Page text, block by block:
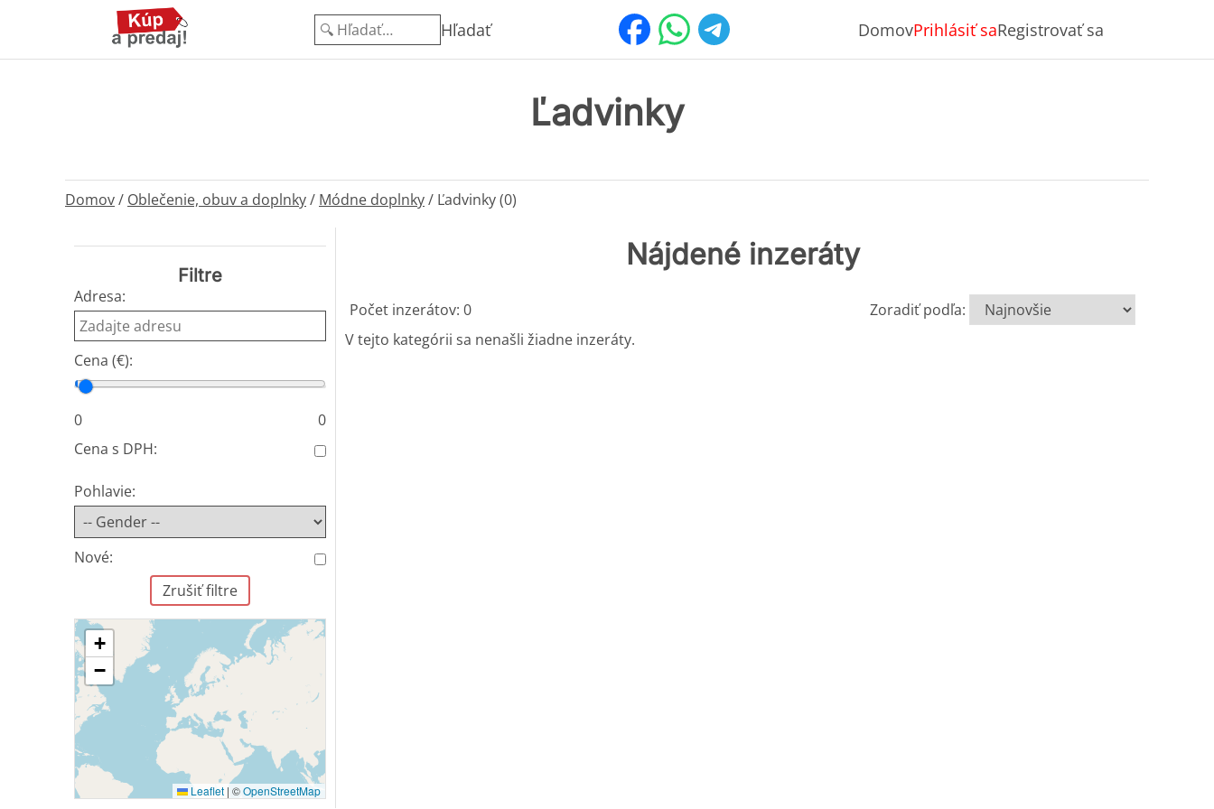
Hľadať DomovPrihlásiť saRegistrovať sa
Ľadvinky
Domov/ Oblečenie, obuv a doplnky/ Módne doplnky/ Ľadvinky (0)
Filtre
Adresa:
Cena (€):
Cena od
Cena do
0
0
Cena s DPH:
Pohlavie:
Nové:
Zrušiť filtre
+
−
Leaflet | ©OpenStreetMap
Nájdené inzeráty
Počet inzerátov: 0
Zoradiť podľa:
V tejto kategórii sa nenašli žiadne inzeráty.